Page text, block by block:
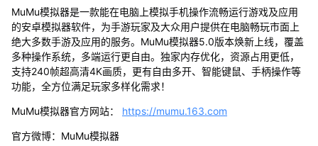
MuMu模拟器是一款能在电脑上模拟手机操作流畅运行游戏及应用
的安卓模拟器软件，为手游玩家及大众用户提供在电脑畅玩市面上
绝大多数手游及应用的服务。MuMu模拟器5.0版本焕新上线，覆盖
多种操作系统，多端运行更自由。独家内存优化，资源占用更低，
支持240帧超高清4K画质，更有自由多开、智能键鼠、手柄操作等
功能，全方位满足玩家多样化需求！
MuMu模拟器官方网站： https://mumu.163.com
官方微博：MuMu模拟器